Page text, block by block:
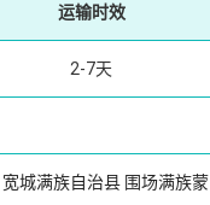
运输时效
2-7天
宽城满族自治县 围场满族蒙